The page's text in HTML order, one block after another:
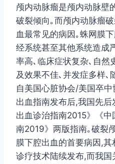
颅内动脉瘤是颅内动脉壁
破裂倾向｡而颅内动脉瘤
血最常见的病因｡蛛网膜
经系统甚至其他系统造成
率高､临床症状复杂､自然
及效果不佳､并发症多样､
自美国心脏协会/美国卒
出血指南发布后,我国先
出血诊治指南2015》《
南2019》两版指南｡破裂
膜下腔出血的首要病因,
诊疗技术陆续发布,而我